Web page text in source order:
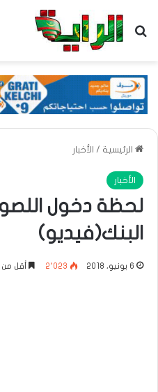
بحث عن
الرئيسية / الأخبار
الأخبار
لحظة دخول
البنك(فيديو)
6 يونيو، 2018 2٬023 أقل